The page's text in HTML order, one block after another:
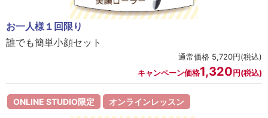
お一人様１回限り
誰でも簡単小顔セット
通常価格 5,720円(税込)
キャンペーン価格1,320円(税込)
ONLINE STUDIO限定 オンラインレッスン